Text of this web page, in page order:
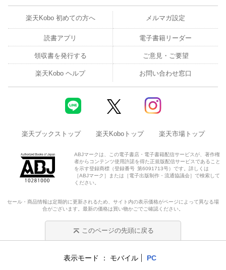
楽天Kobo 初めての方へ メルマガ設定
読書アプリ 電子書籍リーダー
領収書を発行する ご意見・ご要望
楽天Kobo ヘルプ お問い合わせ窓口
楽天ブックストップ 楽天Koboトップ 楽天市場トップ
ABJマークは、この電子書店・電子書籍配信サービスが、著作権
者からコンテンツ使用許諾を得た正規版配信サービスであること
を示す登録商標（登録番号 第6091713号）です。詳しくは
［ABJマーク］または［電子出版制作・流通協議会］で検索して
ください。
セール・商品情報は定期的に更新されるため、サイト内の表示価格がページによって異なる場
合がございます。最新の価格は買い物かごでご確認ください。
このページの先頭に戻る
表示モード モバイル PC